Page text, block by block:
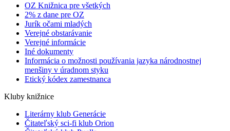
OZ Knižnica pre všetkých
2% z dane pre OZ
Jurík očami mladých
Verejné obstarávanie
Verejné informácie
Iné dokumenty
Informácia o možnosti používania jazyka národnostnej
menšiny v úradnom styku
Etický kódex zamestnanca
Kluby knižnice
Literárny klub Generácie
Čitateľský sci-fi klub Orion